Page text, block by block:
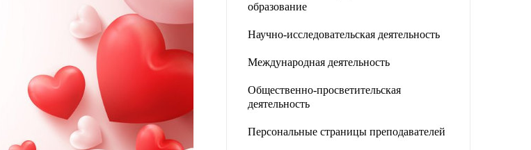
образование
Научно-исследовательская деятельность
Международная деятельность
Общественно-просветительская
деятельность
Персональные страницы преподавателей